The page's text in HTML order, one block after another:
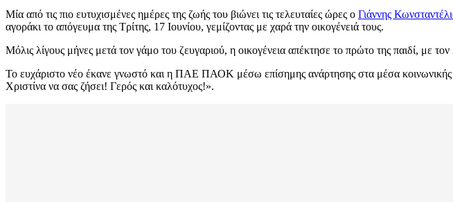
Μία από τις πιο ευτυχισμένες ημέρες της ζωής του βιώνει τις τελευταίες ώρες ο Γιάννης
αγοράκι το απόγευμα της Τρίτης, 17 Ιουνίου, γεμίζοντας με χαρά την οικογένειά τους.
Μόλις λίγους μήνες μετά τον γάμο του ζευγαριού, η οικογένεια απέκτησε το πρώτο της παιδί,
Το ευχάριστο νέο έκανε γνωστό και η ΠΑΕ ΠΑΟΚ μέσω επίσημης ανάρτησης στα μέσα κοινωνικής
Χριστίνα να σας ζήσει! Γερός και καλότυχος!».